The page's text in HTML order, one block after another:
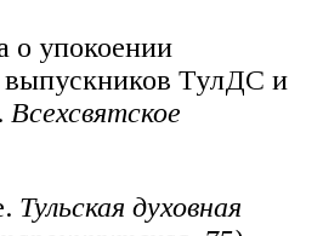
о упокоении
выпускников ТулДС и
Всехсвятское
Тульская духовная